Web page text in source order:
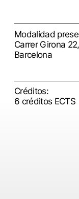
Modalidad
Carrer Girona 22,
Barcelona
Créditos:
6 créditos ECTS